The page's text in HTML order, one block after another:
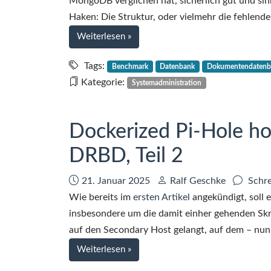
Haken: Die Struktur, oder vielmehr die
Weiterlesen bei
Benchmarking
FerretDB
und
»
Tags: Benchmark Datenbank
Kategorie: Systemadministration
Dockerized Pi-Hole
DRBD, Teil 2
Datum:
21. Januar 2025 Autor:
Ralf Geschke
Wie bereits im ersten Artikel angekündigt, soll
insbesondere um die damit einher gehenden
auf den Secondary Host gelangt, auf dem –
Weiterlesen bei
Dockerized
»